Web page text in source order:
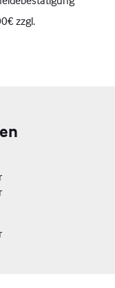
zzgl.